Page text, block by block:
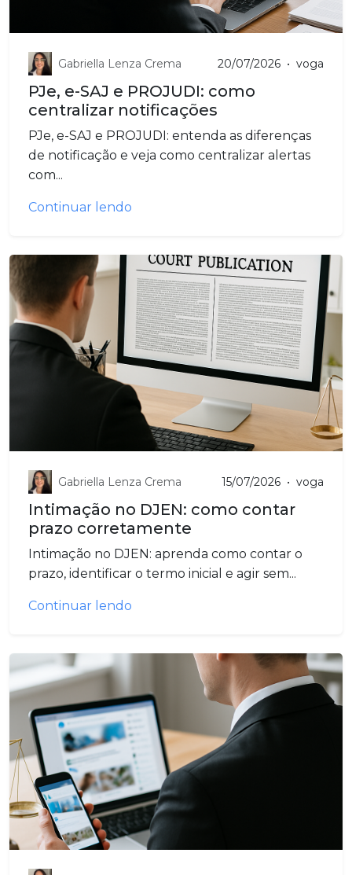
Gabriella Lenza Crema 20/07/2026 • voga
PJe, e-SAJ e PROJUDI: como
centralizar notificações
PJe, e-SAJ e PROJUDI: entenda as diferenças
de notificação e veja como centralizar alertas
com...
Continuar lendo
Gabriella Lenza Crema 15/07/2026 • voga
Intimação no DJEN: como contar
prazo corretamente
Intimação no DJEN: aprenda como contar o
prazo, identificar o termo inicial e agir sem...
Continuar lendo